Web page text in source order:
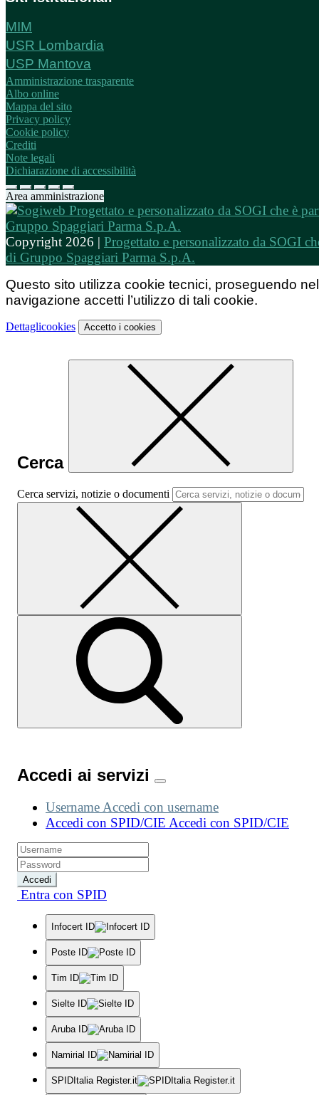
MIM
USR Lombardia
USP Mantova
Amministrazione trasparente
Albo online
Mappa del sito
Privacy policy
Cookie policy
Crediti
Note legali
Dichiarazione di accessibilità
Area amministrazione
Copyright 2026 | Progettato e personalizzato da SOGI
di Gruppo Spaggiari Parma S.p.A.
Questo sito utilizza cookie tecnici, proseguendo
navigazione accetti l’utilizzo di tali cookie.
Dettaglicookies Accetto i cookies
Cerca
Cerca servizi, notizie o documenti
Accedi ai servizi
Username Accedi con username
Accedi con SPID/CIE Accedi con SPID/CIE
Accedi
Entra con SPID
Infocert ID
Poste ID
Tim ID
Sielte ID
Aruba ID
Namirial ID
SPIDItalia Register.it